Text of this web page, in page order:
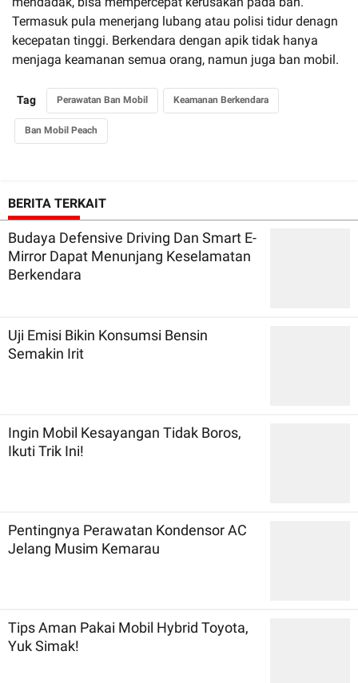
Termasuk pula menerjang lubang atau polisi tidur denagn
kecepatan tinggi. Berkendara dengan apik tidak hanya
menjaga keamanan semua orang, namun juga ban mobil.
Tag Perawatan Ban Mobil Keamanan Berkendara
Ban Mobil Peach
BERITA TERKAIT
Budaya Defensive Driving Dan Smart E-
Mirror Dapat Menunjang Keselamatan
Berkendara
Uji Emisi Bikin Konsumsi Bensin
Semakin Irit
Ingin Mobil Kesayangan Tidak Boros,
Ikuti Trik Ini!
Pentingnya Perawatan Kondensor AC
Jelang Musim Kemarau
Tips Aman Pakai Mobil Hybrid Toyota,
Yuk Simak!